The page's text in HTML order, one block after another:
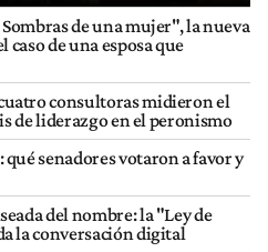
de una mujer", la nueva
de una esposa que
consultoras midieron el
de liderazgo en el peronismo
qué senadores votaron a favor y
del nombre: la "Ley de
la conversación digital